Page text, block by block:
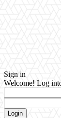
Sign in
Welcome! Log